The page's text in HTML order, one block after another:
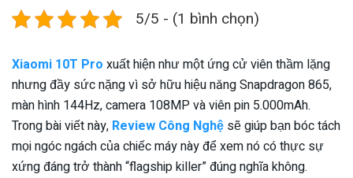
5/5 - (1 bình chọn)
Xiaomi 10T Pro xuất hiện như một ứng cử viên thầm lặng
nhưng đầy sức nặng vì sở hữu hiệu năng Snapdragon 865,
màn hình 144Hz, camera 108MP và viên pin 5.000mAh.
Trong bài viết này, Review Công Nghệ sẽ giúp bạn bóc tách
mọi ngóc ngách của chiếc máy này để xem nó có thực sự
xứng đáng trở thành “flagship killer” đúng nghĩa không.